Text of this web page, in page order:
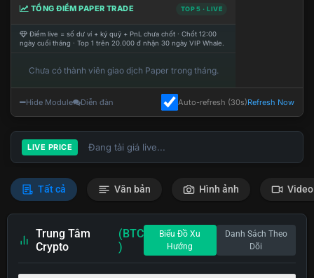
TỔNG ĐIỂM PAPER TRADE TOP 5 · LIVE
Điểm live = số dư ví + ký quỹ + PnL chưa chốt · Chốt 12:00
ngày cuối tháng · Top 1 trên 20.000 đ nhận 30 ngày VIP Whale.
Chưa có thành viên giao dịch Paper trong tháng.
Hide Module Diễn đàn Auto-refresh (30s)Refresh Now
LIVE PRICE Đang tải giá live...
Tất cả Văn bản Hình ảnh Video
Trung Tâm
Crypto
(BTC
)
Biểu Đồ Xu
Hướng
Danh Sách Theo
Dõi